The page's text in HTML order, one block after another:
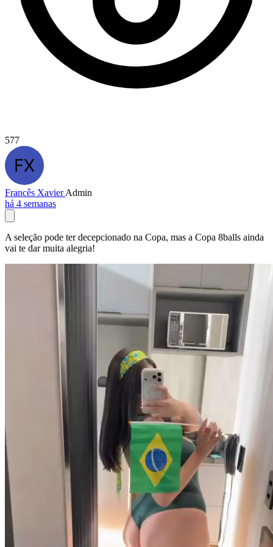
577
Francês XavierAdmin
há 4 semanas
A seleção pode ter decepcionado na Copa, mas a Copa 8balls ainda
vai te dar muita alegria!